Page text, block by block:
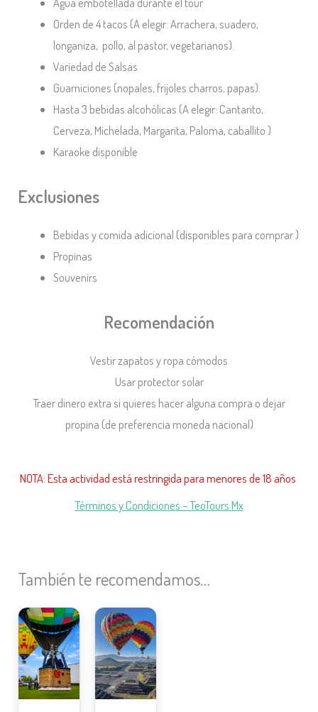
Orden de 4 tacos (A elegir: Arrachera, suadero,
longaniza, pollo, al pastor, vegetarianos).
Variedad de Salsas
Guarniciones (nopales, frijoles charros, papas).
Hasta 3 bebidas alcohólicas (A elegir: Cantarito,
Cerveza, Michelada, Margarita, Paloma, caballito )
Karaoke disponible
Exclusiones
Bebidas y comida adicional (disponibles para comprar )
Propinas
Souvenirs
Recomendación
Vestir zapatos y ropa cómodos
Usar protector solar
Traer dinero extra si quieres hacer alguna compra o dejar
propina (de preferencia moneda nacional)
NOTA: Esta actividad está restringida para menores de 18 años
Términos y Condiciones – TeoTours Mx
También te recomendamos…